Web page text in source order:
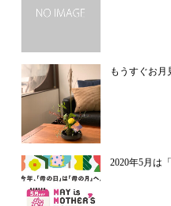
もうすぐお月
2020年5月は